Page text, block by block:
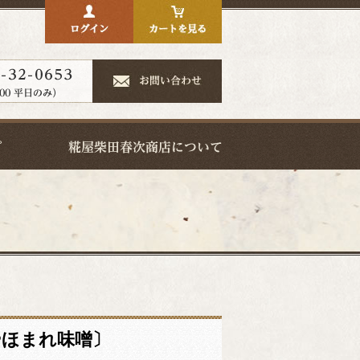
まれ味噌〕